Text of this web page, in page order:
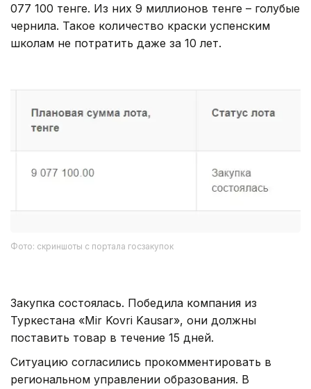
077 100 тенге. Из них 9 миллионов тенге – голубые
чернила. Такое количество краски успенским
школам не потратить даже за 10 лет.
Фото: скриншоты с портала госзакупок
Закупка состоялась. Победила компания из
Туркестана «Mir Kovri Kausar», они должны
поставить товар в течение 15 дней.
Ситуацию согласились прокомментировать в
региональном управлении образования. В